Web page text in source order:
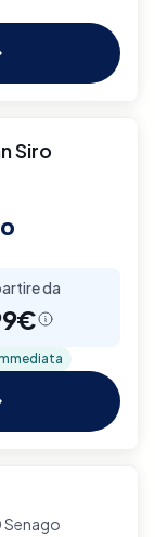
Siro
da
Senago